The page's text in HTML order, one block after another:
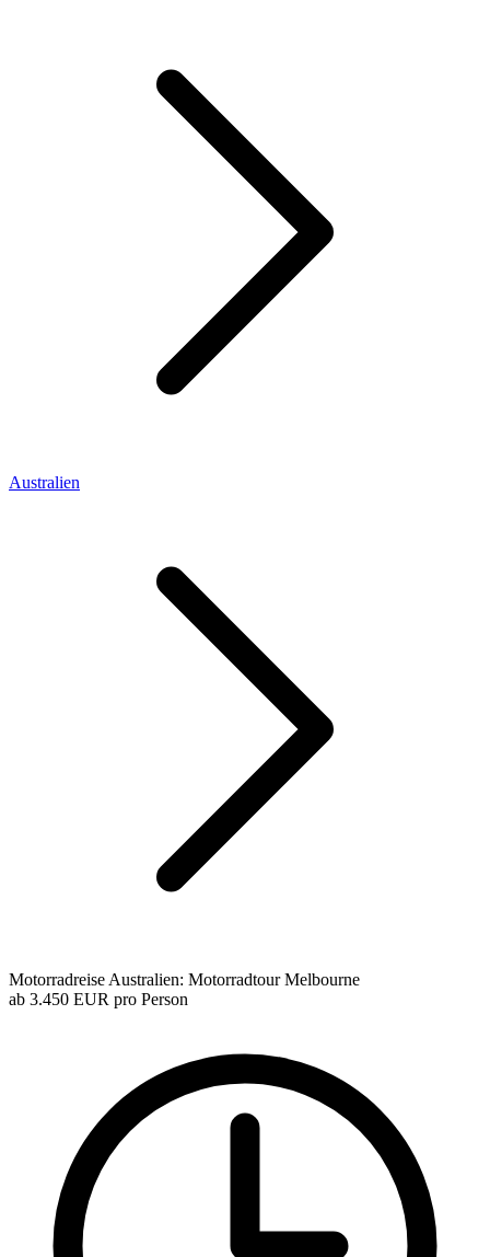
Australien
Motorradreise Australien: Motorradtour Melbourne
ab 3.450 EUR pro Person